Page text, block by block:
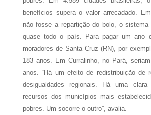
benefícios supera o valor arrecadado.
não fosse a repartição do bolo, o sistema
quase todo o país. Para pagar um ano
moradores de Santa Cruz (RN), por
183 anos. Em Curralinho, no Pará,
anos. “Há um efeito de redistribuição de
desigualdades regionais. Há uma clara
recursos dos municípios mais
pobres. Um socorre o outro”, avalia.